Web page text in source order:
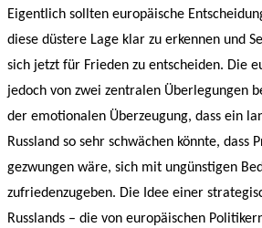
Eigentlich sollten europäische
diese düstere Lage klar zu erkennen und
sich jetzt für Frieden zu entscheiden. Die
jedoch von zwei zentralen Überlegungen
der emotionalen Überzeugung, dass ein
Russland so sehr schwächen könnte, dass
gezwungen wäre, sich mit ungünstigen
zufriedenzugeben. Die Idee einer
Russlands – die von europäischen